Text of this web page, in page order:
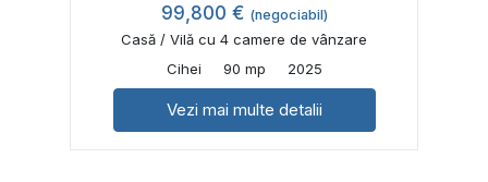
99,800 € (negociabil)
Casă / Vilă cu 4 camere de vânzare
Cihei
90 mp 2025
Vezi mai multe detalii